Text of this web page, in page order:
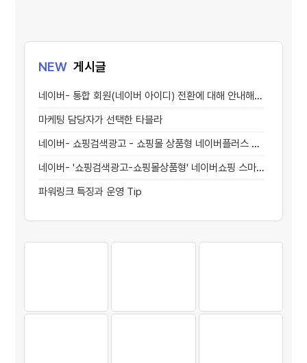
NEW 게시글
네이버- 통합 회원(네이버 아이디) 전환에 대해 안내해 드립니다
마케팅 담당자가 선택한 타블라
네이버- 쇼핑검색광고 - 쇼핑몰 상품형 네이버플러스 스토어 신규 노출 안내
네이버- '쇼핑검색광고-쇼핑몰상품형' 네이버쇼핑 스마트스토어/브랜드스토어
파워링크 특징과 운영 Tip